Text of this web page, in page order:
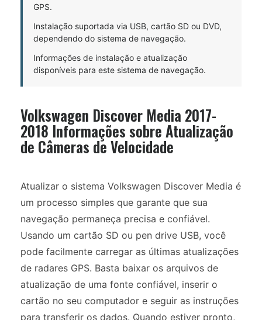
GPS.
Instalação suportada via USB, cartão SD ou DVD,
dependendo do sistema de navegação.
Informações de instalação e atualização
disponíveis para este sistema de navegação.
Volkswagen Discover Media 2017-
2018 Informações sobre Atualização
de Câmeras de Velocidade
Atualizar o sistema Volkswagen Discover Media é
um processo simples que garante que sua
navegação permaneça precisa e confiável.
Usando um cartão SD ou pen drive USB, você
pode facilmente carregar as últimas atualizações
de radares GPS. Basta baixar os arquivos de
atualização de uma fonte confiável, inserir o
cartão no seu computador e seguir as instruções
para transferir os dados. Quando estiver pronto,